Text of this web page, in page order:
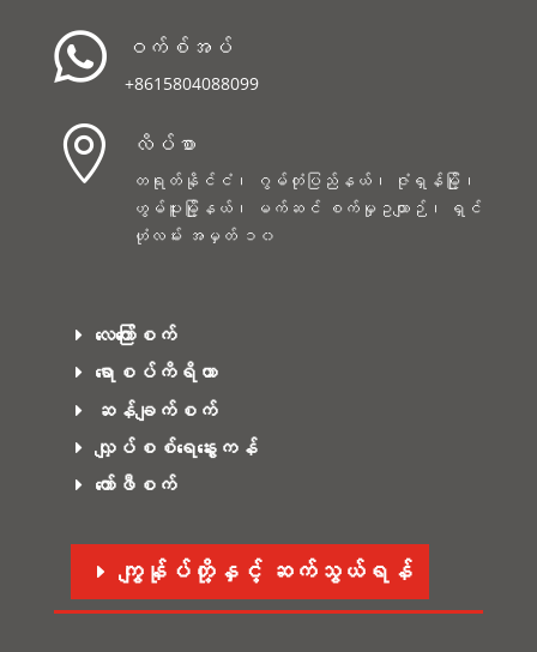
 ဝက်စ်အပ်
+8615804088099
 လိပ်စာ
တရုတ်နိုင်ငံ၊ ဂွမ်တုံပြည်နယ်၊ ဇုံရှန်မြို့၊
ဟွမ်ပူးမြို့နယ်၊ မက်ဆင် စက်မှုဥယျာဉ်၊ ရှင်
ဟုံလမ်း အမှတ် ၁၀
လေကြော်စက်
ရောစပ်ကိရိယာ
ဆန်ချက်စက်
လျှပ်စစ်ရေနွေးကန်
ကော်ဖီစက်
ကျွန်ုပ်တို့နှင့် ဆက်သွယ်ရန်